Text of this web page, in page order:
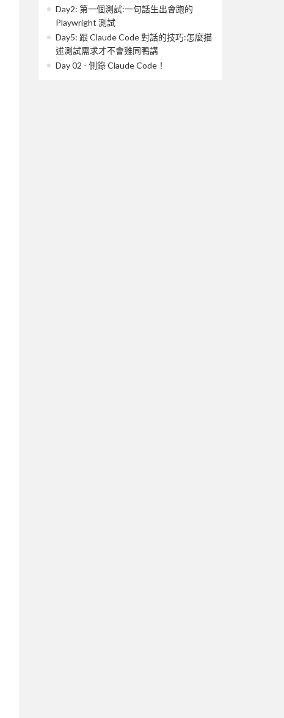
Day2: 第一個測試:一句話生出會跑的
Playwright 測試
Day5: 跟 Claude Code 對話的技巧:怎麼描
述測試需求才不會雞同鴨講
Day 02 - 側錄 Claude Code！